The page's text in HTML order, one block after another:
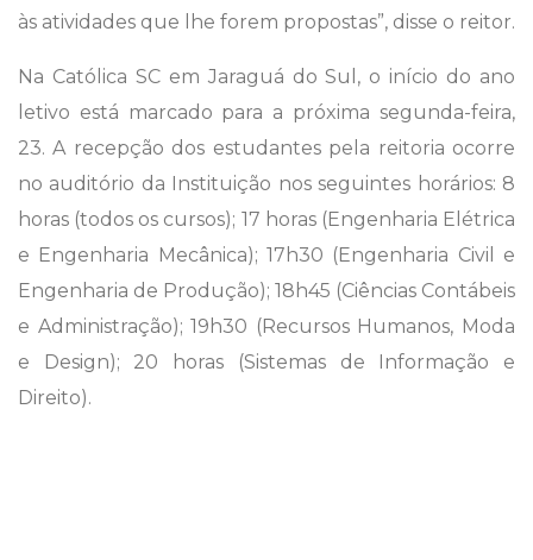
às atividades que lhe forem propostas”, disse o reitor.
Na Católica SC em Jaraguá do Sul, o início do ano
letivo está marcado para a próxima segunda-feira,
23. A recepção dos estudantes pela reitoria ocorre
no auditório da Instituição nos seguintes horários: 8
horas (todos os cursos); 17 horas (Engenharia Elétrica
e Engenharia Mecânica); 17h30 (Engenharia Civil e
Engenharia de Produção); 18h45 (Ciências Contábeis
e Administração); 19h30 (Recursos Humanos, Moda
e Design); 20 horas (Sistemas de Informação e
Direito).